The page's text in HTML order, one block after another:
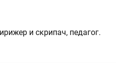
и скрипач, педагог.